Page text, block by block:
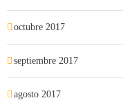
octubre 2017
septiembre 2017
agosto 2017